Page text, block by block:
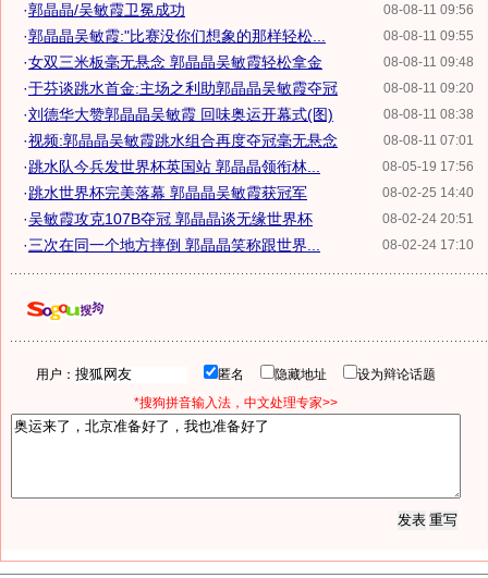
08-08-11 09:56
·郭晶晶/吴敏霞卫冕成功
08-08-11 09:55
·郭晶晶吴敏霞:"比赛没你们想象的那样轻松...
08-08-11 09:48
·女双三米板毫无悬念 郭晶晶吴敏霞轻松拿金
08-08-11 09:20
·于芬谈跳水首金:主场之利助郭晶晶吴敏霞夺冠
08-08-11 08:38
·刘德华大赞郭晶晶吴敏霞 回味奥运开幕式(图)
08-08-11 07:01
·视频:郭晶晶吴敏霞跳水组合再度夺冠毫无悬念
08-05-19 17:56
·跳水队今兵发世界杯英国站 郭晶晶领衔林...
08-02-25 14:40
·跳水世界杯完美落幕 郭晶晶吴敏霞获冠军
08-02-24 20:51
·吴敏霞攻克107B夺冠 郭晶晶谈无缘世界杯
08-02-24 17:10
·三次在同一个地方摔倒 郭晶晶笑称跟世界...
用户： 匿名 隐藏地址
设为辩论话题
*搜狗拼音输入法，中文处理专家>>